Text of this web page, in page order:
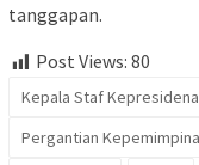
tanggapan.
Post Views: 80
Kepala Staf
Pergantian